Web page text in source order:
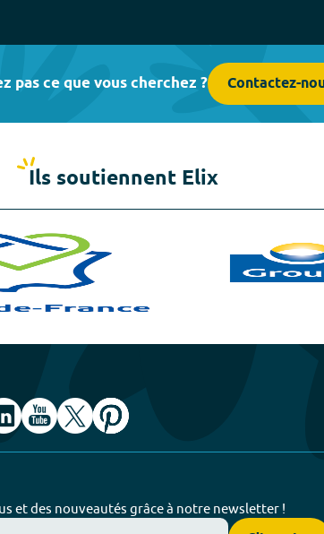
pas ce que vous cherchez ? Contactez-
Ils soutiennent Elix
et des nouveautés grâce à notre newsletter !